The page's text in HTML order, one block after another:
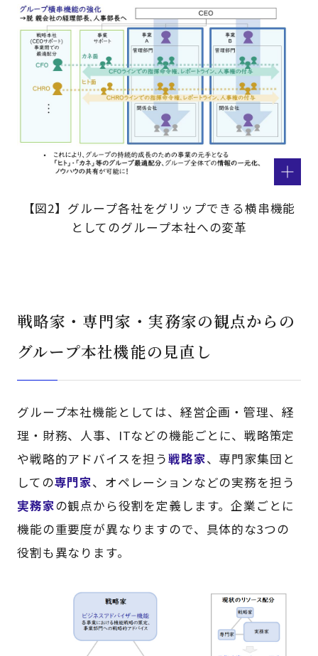
【図2】グループ各社をグリップできる横串機能
としてのグループ本社への変革
戦略家・専門家・実務家の観点からの
グループ本社機能の見直し
グループ本社機能としては、経営企画・管理、経
理・財務、人事、ITなどの機能ごとに、戦略策定
や戦略的アドバイスを担う戦略家、専門家集団と
しての専門家、オペレーションなどの実務を担う
実務家の観点から役割を定義します。企業ごとに
機能の重要度が異なりますので、具体的な3つの
役割も異なります。